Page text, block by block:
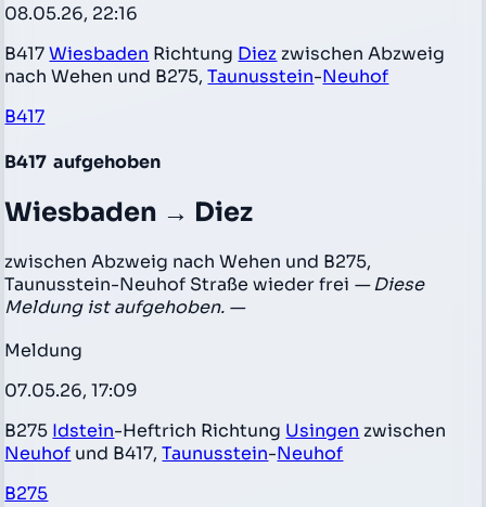
08.05.26, 22:16
B417Wiesbaden Richtung Diez zwischen Abzweig
nach Wehen und B275,Taunusstein-Neuhof
B417
B417 aufgehoben
Wiesbaden → Diez
zwischen Abzweig nach Wehen und B275,
Taunusstein-Neuhof Straße wieder frei — Diese
Meldung ist aufgehoben. —
Meldung
07.05.26, 17:09
B275 Idstein-Heftrich Richtung Usingen zwischen
Neuhof und B417,Taunusstein-Neuhof
B275